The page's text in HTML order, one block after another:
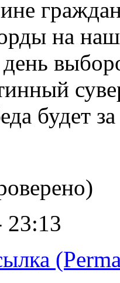
на
будет
23:13